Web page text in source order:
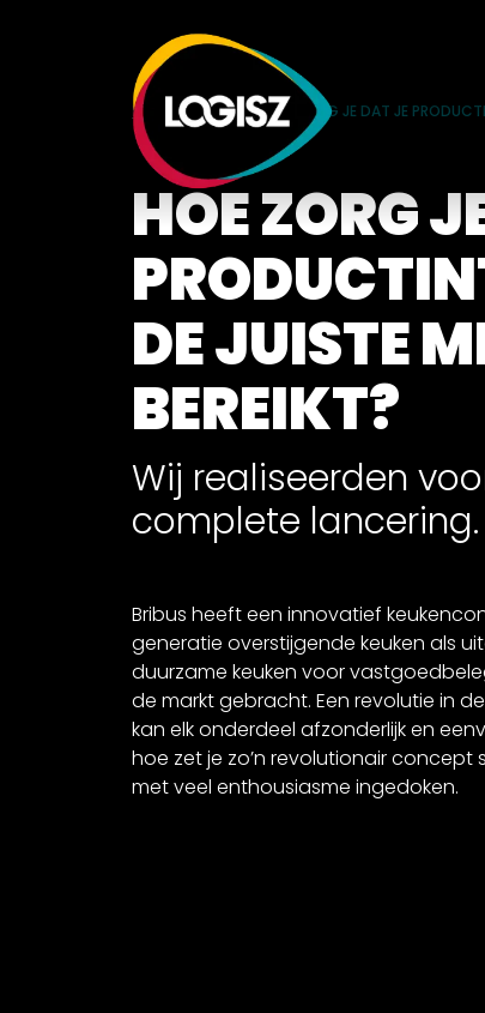
HOME CASES HOE ZORG JE DAT JE
HOE ZORG
DE JUISTE
BEREIKT?
Wij realiseerden
complete lancering.
Bribus heeft een innovatief
generatie overstijgende keuken als
duurzame keuken voor
de markt gebracht. Een revolutie in
kan elk onderdeel afzonderlijk en
hoe zet je zo’n revolutionair concept
met veel enthousiasme ingedoken.